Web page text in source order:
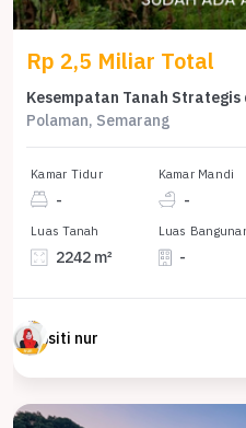
Rp 2,5 Miliar Total
Polaman, Semarang
Kamar Tidur
-
Kamar Mandi
-
Luas Tanah
2242 m²
Luas
-
siti nur